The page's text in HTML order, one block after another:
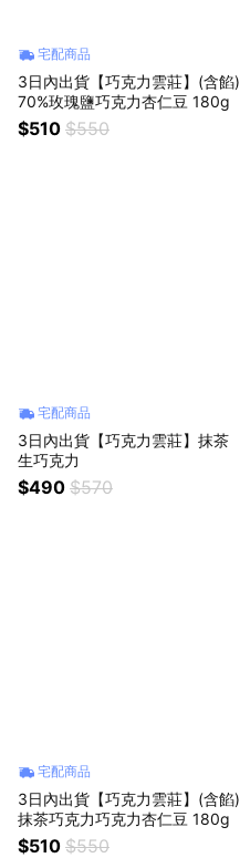
宅配商品
3日內出貨【巧克力雲莊】(含餡)
70%玫瑰鹽巧克力杏仁豆 180g
$510 $550
宅配商品
3日內出貨【巧克力雲莊】抹茶
生巧克力
$490 $570
宅配商品
3日內出貨【巧克力雲莊】(含餡)
抹茶巧克力巧克力杏仁豆 180g
$510 $550